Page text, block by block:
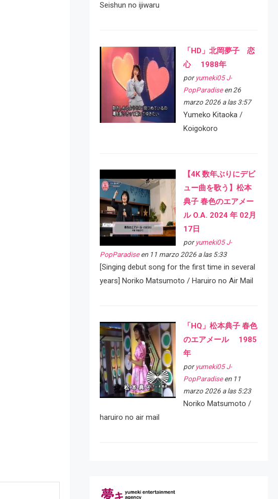
Seishun no ijiwaru
「HD」北岡夢子 恋
心 1988年
por yumeki05 J-
PopParadiseen 26
marzo 2026 a las 3:57
Yumeko Kitaoka /
Koigokoro
【4K 数年ぶりにデビ
ュー曲を歌う】松本
典子 春色のエアメー
ル O.A. 2024 年 02月
17日
por yumeki05 J-
PopParadiseen 11 marzo 2026 a las 5:33
[Singing debut song for the first time in several
years] Noriko Matsumoto / Haruiro no Air Mail
「HQ」松本典子 春色
のエアメール 1985
年
por yumeki05 J-
PopParadiseen 11
marzo 2026 a las 5:23
Noriko Matsumoto /
haruiro no air mail